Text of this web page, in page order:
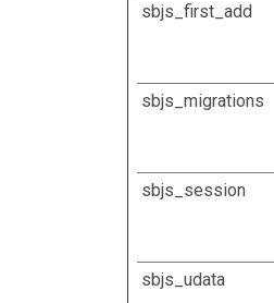
sbjs_first_add
sbjs_migrations
sbjs_session
sbjs_udata